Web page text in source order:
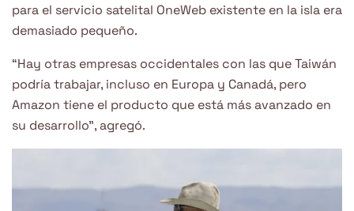
para el servicio satelital OneWeb existente en la isla era
demasiado pequeño.
“Hay otras empresas occidentales con las que Taiwán
podría trabajar, incluso en Europa y Canadá, pero
Amazon tiene el producto que está más avanzado en
su desarrollo”, agregó.